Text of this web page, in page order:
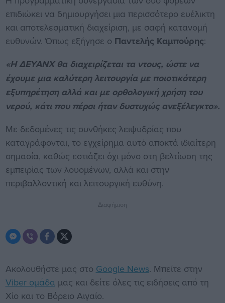
επιδιώκει να δημιουργήσει μια περισσότερο ευέλικτη
και αποτελεσματική διαχείριση, με σαφή κατανομή
ευθυνών. Όπως εξήγησε ο Παντελής Καμπούρης:
«Η ΔΕΥΑΝΧ θα διαχειρίζεται τα ντους, ώστε να
έχουμε μια καλύτερη λειτουργία με ποιοτικότερη
εξυπηρέτηση αλλά και με ορθολογική χρήση του
νερού, κάτι που πέρσι ήταν δυστυχώς ανεξέλεγκτο».
Με δεδομένες τις συνθήκες λειψυδρίας που
καταγράφονται, το εγχείρημα αυτό αποκτά ιδιαίτερη
σημασία, καθώς εστιάζει όχι μόνο στη βελτίωση της
εμπειρίας των λουομένων, αλλά και στην
περιβαλλοντική και λειτουργική ευθύνη.
Διαφήμιση
Ακολουθήστε μας στο Google News. Μπείτε στην
Viber ομάδα μας και δείτε όλες τις ειδήσεις από τη
Χίο και το Βόρειο Αιγαίο.